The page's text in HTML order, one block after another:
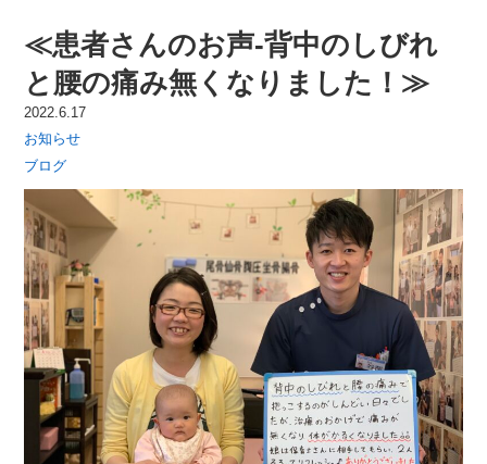
≪患者さんのお声-背中のしびれ
と腰の痛み無くなりました！≫
2022.6.17
お知らせ
ブログ